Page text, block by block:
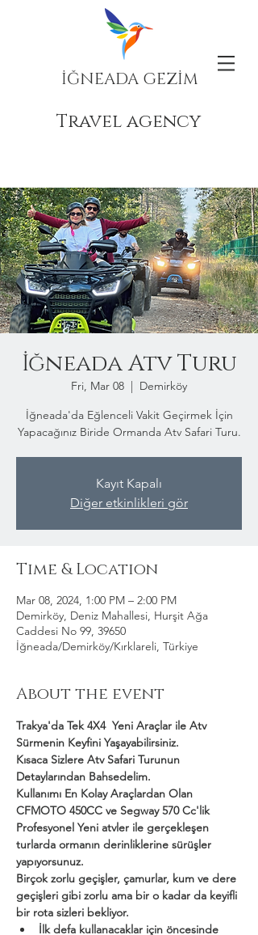
İĞNEADA GEZİM
Travel agency
İğneada Atv Turu
Fri, Mar 08
  |
Demirköy
İğneada'da Eğlenceli Vakit Geçirmek İçin
Yapacağınız Biride Ormanda Atv Safari Turu.
Kayıt Kapalı
Diğer etkinlikleri gör
Time & Location
Mar 08, 2024, 1:00 PM – 2:00 PM
Demirköy, Deniz Mahallesi, Hurşit Ağa
Caddesi No 99, 39650
İğneada/Demirköy/Kırklareli, Türkiye
About the event
Trakya'da Tek 4X4  Yeni Araçlar ile Atv
Sürmenin Keyfini Yaşayabilirsiniz.
Kısaca Sizlere Atv Safari Turunun
Detaylarından Bahsedelim.
Kullanımı En Kolay Araçlardan Olan
CFMOTO 450CC ve Segway 570 Cc'lik
Profesyonel Yeni atvler ile gerçekleşen
turlarda ormanın derinliklerine sürüşler
yapıyorsunuz.
Birçok zorlu geçişler, çamurlar, kum ve dere
geçişleri gibi zorlu ama bir o kadar da keyifli
bir rota sizleri bekliyor.
İlk defa kullanacaklar için öncesinde